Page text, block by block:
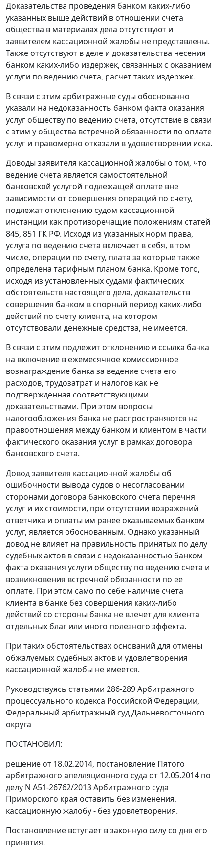
Доказательства проведения банком каких-либо
указанных выше действий в отношении счета
общества в материалах дела отсутствуют и
заявителем кассационной жалобы не представлены.
Также отсутствуют в деле и доказательства несения
банком каких-либо издержек, связанных с оказанием
услуги по ведению счета, расчет таких издержек.
В связи с этим арбитражные суды обоснованно
указали на недоказанность банком факта оказания
услуг обществу по ведению счета, отсутствие в связи
с этим у общества встречной обязанности по оплате
услуг и правомерно отказали в удовлетворении иска.
Доводы заявителя кассационной жалобы о том, что
ведение счета является самостоятельной
банковской услугой подлежащей оплате вне
зависимости от совершения операций по счету,
подлежат отклонению судом кассационной
инстанции как противоречащие положениям статей
845, 851 ГК РФ. Исходя из указанных норм права,
услуга по ведению счета включает в себя, в том
числе, операции по счету, плата за которые также
определена тарифным планом банка. Кроме того,
исходя из установленных судами фактических
обстоятельств настоящего дела, доказательств
совершения банком в спорный период каких-либо
действий по счету клиента, на котором
отсутствовали денежные средства, не имеется.
В связи с этим подлежит отклонению и ссылка банка
на включение в ежемесячное комиссионное
вознаграждение банка за ведение счета его
расходов, трудозатрат и налогов как не
подтвержденная соответствующими
доказательствами. При этом вопросы
налогообложения банка не распространяются на
правоотношения между банком и клиентом в части
фактического оказания услуг в рамках договора
банковского счета.
Довод заявителя кассационной жалобы об
ошибочности вывода судов о несогласовании
сторонами договора банковского счета перечня
услуг и их стоимости, при отсутствии возражений
ответчика и оплаты им ранее оказываемых банком
услуг, является обоснованным. Однако указанный
довод не влияет на правильность принятых по делу
судебных актов в связи с недоказанностью банком
факта оказания услуги обществу по ведению счета и
возникновения встречной обязанности по ее
оплате. При этом само по себе наличие счета
клиента в банке без совершения каких-либо
действий со стороны банка не влечет для клиента
отдельных благ или иного полезного эффекта.
При таких обстоятельствах оснований для отмены
обжалуемых судебных актов и удовлетворения
кассационной жалобы не имеется.
Руководствуясь статьями 286-289 Арбитражного
процессуального кодекса Российской Федерации,
Федеральный арбитражный суд Дальневосточного
округа
ПОСТАНОВИЛ:
решение от 18.02.2014, постановление Пятого
арбитражного апелляционного суда от 12.05.2014 по
делу N А51-26762/2013 Арбитражного суда
Приморского края оставить без изменения,
кассационную жалобу - без удовлетворения.
Постановление вступает в законную силу со дня его
принятия.